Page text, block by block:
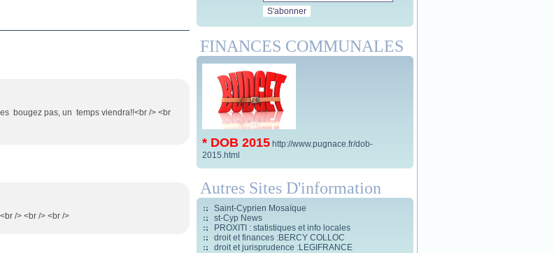
bougez pas, un temps viendra!!<br /> <br
/> <br /> <br />
FINANCES COMMUNALES
* DOB 2015 http://www.pugnace.fr/dob-
2015.html
Autres Sites D'information
Saint-Cyprien Mosaïque
st-Cyp News
PROXITI : statistiques et info locales
droit et finances :BERCY COLLOC
droit et jurisprudence :LEGIFRANCE